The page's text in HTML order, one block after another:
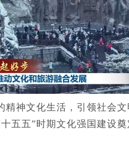
神文化生活，引领社会
五五”时期文化强国建设奠